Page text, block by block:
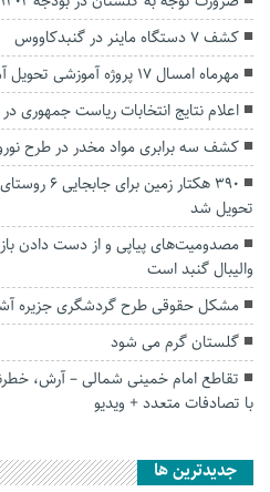
کشف 7 دستگاه ماينر در گنبدكاووس
مهرماه امسال 17 پروژه آموزشی تحویل آموزش و پرورش گلستان می شود
اعلام نتایج انتخابات ریاست جمهوری
کشف سه برابری مواد مخدر در طرح
۳۹۰ هکتار
تحویل شد
مصدومیت‌های پیاپی‌ و از دست دادن
والیبال گنبد است
مشکل حقوقی طرح گردشگری جزیره
گلستان گرم می شود
تقاطع امام خمینی شمالی – آرش،
با تصادفات متعدد + ویدیو
جديدترين ها